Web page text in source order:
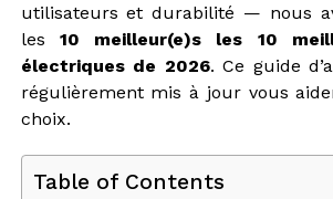
utilisateurs et durabilité — nous
les 10 meilleur(e)s les 10
électriques de 2026. Ce guide
régulièrement mis à jour vous
choix.
Table of Contents